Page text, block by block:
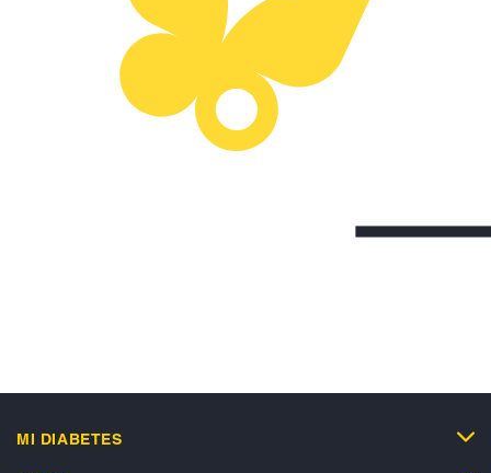
MI DIABETES